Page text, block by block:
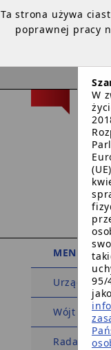
MENU
Urząd
Wójt Gminy
Rada
Ta strona używa
poprawnej pracy
W
95/